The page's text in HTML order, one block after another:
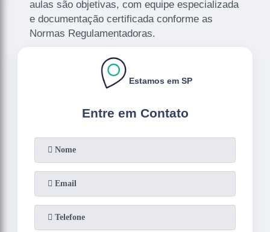
aulas são objetivas, com equipe especializada
e documentação certificada conforme as
Normas Regulamentadoras.
Entre em Contato
Estamos em SP